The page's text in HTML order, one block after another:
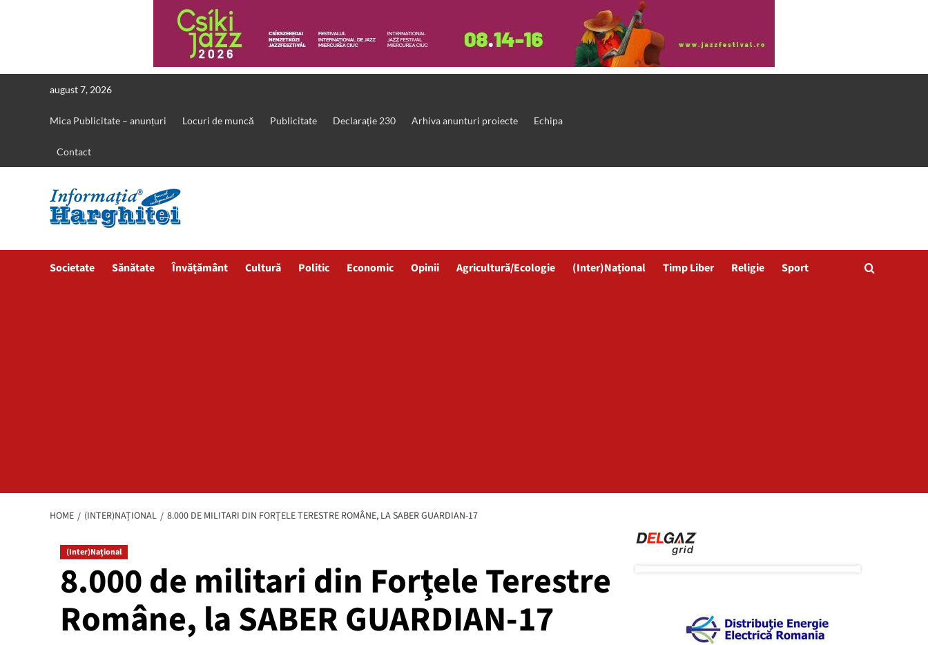
august 7, 2026
Mica Publicitate – anunțuri Locuri de muncă Publicitate Declarație 230 Arhiva anunturi proiecte Echipa
Contact
Societate Sănătate Învățământ Cultură Politic Economic Opinii Agricultură/Ecologie (Inter)Național Timp Liber Religie Sport
HOME (INTER)NAȚIONAL 8.000 DE MILITARI DIN FORŢELE TERESTRE ROMÂNE, LA SABER GUARDIAN-17
(Inter)Național
8.000 de militari din Forţele Terestre
Române, la SABER GUARDIAN-17